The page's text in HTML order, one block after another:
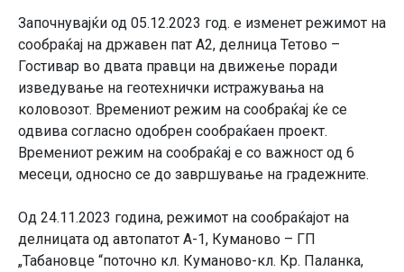
Започнувајќи од 05.12.2023 год. е изменет режимот на
сообраќај на државен пат A2, делница Тетово –
Гостивар во двата правци на движење поради
изведување на геотехнички истражувања на
коловозот. Времениот режим на сообраќај ќе се
одвива согласно одобрен сообраќаен проект.
Времениот режим на сообраќај е со важност од 6
месеци, односно се до завршување на градежните.
Oд 24.11.2023 година, режимот на сообраќајот на
делницата од автопатот А-1, Куманово – ГП
„Табановце “поточно кл. Куманово-кл. Кр. Паланка,